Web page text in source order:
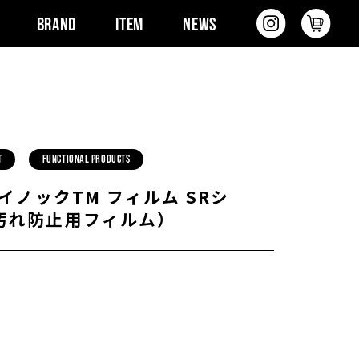
BRAND ITEM NEWS
Functional Products
ノックTM フィルム SRシ
れ防止用フィルム）